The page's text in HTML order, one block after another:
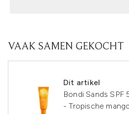
VAAK SAMEN GEKOCHT
Dit artikel
Bondi Sands SPF
- Tropische